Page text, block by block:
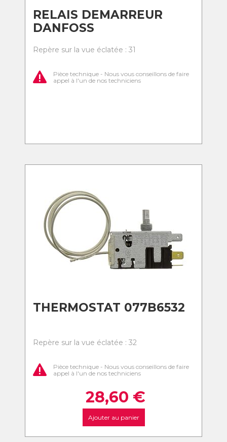
RELAIS DEMARREUR
DANFOSS
Repère sur la vue éclatée : 31
Pièce technique - Nous vous conseillons de faire
appel à l'un de nos techniciens
THERMOSTAT 077B6532
Repère sur la vue éclatée : 32
Pièce technique - Nous vous conseillons de faire
appel à l'un de nos techniciens
28,60 €
Ajouter au panier